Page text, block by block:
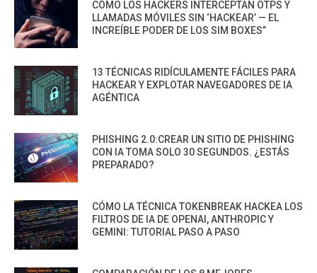
CÓMO LOS HACKERS INTERCEPTAN OTPS Y
LLAMADAS MÓVILES SIN ‘HACKEAR’ — EL
INCREÍBLE PODER DE LOS SIM BOXES”
13 TÉCNICAS RIDÍCULAMENTE FÁCILES PARA
HACKEAR Y EXPLOTAR NAVEGADORES DE IA
AGÉNTICA
PHISHING 2.0:CREAR UN SITIO DE PHISHING
CON IA TOMA SOLO 30 SEGUNDOS. ¿ESTÁS
PREPARADO?
CÓMO LA TÉCNICA TOKENBREAK HACKEA LOS
FILTROS DE IA DE OPENAI, ANTHROPIC Y
GEMINI: TUTORIAL PASO A PASO